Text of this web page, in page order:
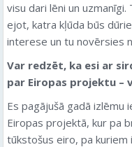
visu dari lēni un
ejot, katra kļūda būs
interese un tu novērsies
Var redzēt, ka esi ar
par Eiropas projektu
Es pagājušā gadā izlēmu
Eiropas projektā, kur pa
tūkstošus eiro, pa kuriem